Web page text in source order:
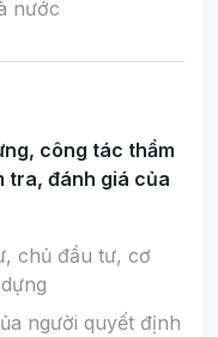
nước
công tác thẩm
tra, đánh giá của
chủ đầu tư, cơ
người quyết định